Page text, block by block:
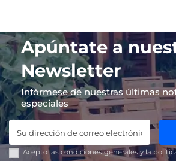
Apúntate a
Newsletter
Infórmese de nuestras últimas
especiales
Acepto las condiciones generales y la